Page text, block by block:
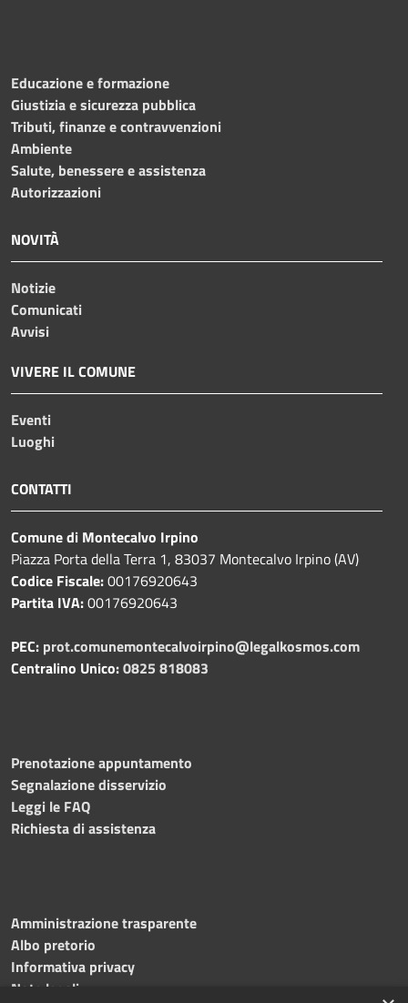
Educazione e formazione
Giustizia e sicurezza pubblica
Tributi, finanze e contravvenzioni
Ambiente
Salute, benessere e assistenza
Autorizzazioni
NOVITÀ
Notizie
Comunicati
Avvisi
VIVERE IL COMUNE
Eventi
Luoghi
CONTATTI
Comune di Montecalvo Irpino
Piazza Porta della Terra 1, 83037 Montecalvo Irpino (AV)
Codice Fiscale:00176920643
Partita IVA:00176920643
PEC: prot.comunemontecalvoirpino@legalkosmos.com
Centralino Unico:0825 818083
Prenotazione appuntamento
Segnalazione disservizio
Leggi le FAQ
Richiesta di assistenza
Amministrazione trasparente
Albo pretorio
Informativa privacy
Note legali